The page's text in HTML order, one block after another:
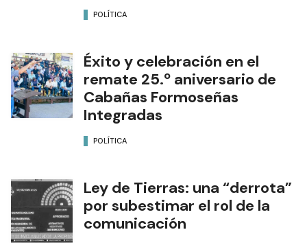
POLÍTICA
Éxito y celebración en el
remate 25.º aniversario de
Cabañas Formoseñas
Integradas
POLÍTICA
Ley de Tierras: una “derrota”
por subestimar el rol de la
comunicación